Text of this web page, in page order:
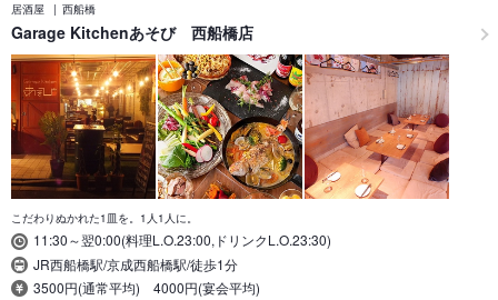
居酒屋 西船橋
Garage Kitchenあそび 西船橋店
こだわりぬかれた1皿を。1人1人に。
11:30～翌0:00(料理L.O.23:00,ドリンクL.O.23:30)
JR西船橋駅/京成西船橋駅/徒歩1分
3500円(通常平均) 4000円(宴会平均)